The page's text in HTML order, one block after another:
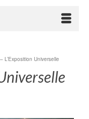
L’Exposition Universelle